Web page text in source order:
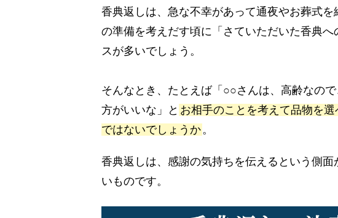
香典返しは、急な不幸があって通夜やお葬式
の準備を考えだす頃に「さていただいた香典
スが多いでしょう。
そんなとき、たとえば「○○さんは、高齢なの
方がいいな」と お相手のことを考えて品物を
ではないでしょうか 。
香典返しは、感謝の気持ちを伝えるという側
いものです。